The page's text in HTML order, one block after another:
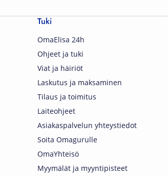
Tuki
OmaElisa 24h
Ohjeet ja tuki
Viat ja häiriöt
Laskutus ja maksaminen
Tilaus ja toimitus
Laiteohjeet
Asiakaspalvelun yhteystiedot
Soita Omagurulle
OmaYhteisö
Myymälät ja myyntipisteet